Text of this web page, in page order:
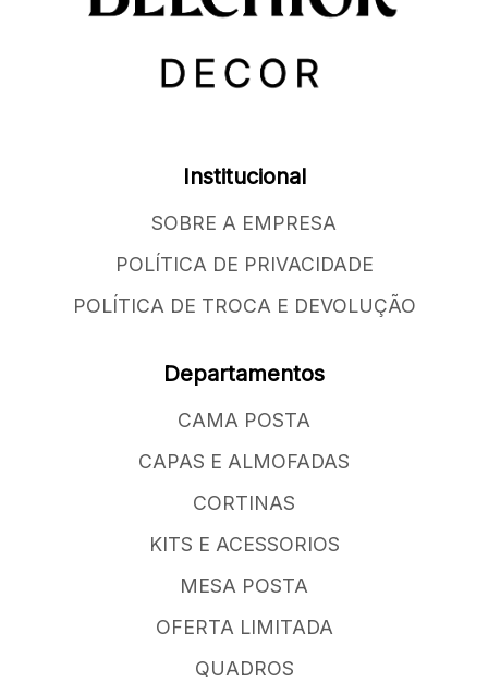
Institucional
SOBRE A EMPRESA
POLÍTICA DE PRIVACIDADE
POLÍTICA DE TROCA E DEVOLUÇÃO
Departamentos
CAMA POSTA
CAPAS E ALMOFADAS
CORTINAS
KITS E ACESSORIOS
MESA POSTA
OFERTA LIMITADA
QUADROS